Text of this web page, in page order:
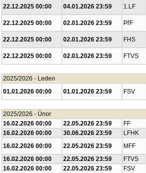
22.12.2025 00:00
04.01.2026 23:59 1.LF
22.12.2025 00:00
02.01.2026 23:59 PřF
22.12.2025 00:00
02.01.2026 23:59 FHS
22.12.2025 00:00
02.01.2026 23:59 FTVS
2025/2026 - Leden
01.01.2026 00:00
01.01.2026 23:59 FSV
2025/2026 - Únor
16.02.2026 00:00
22.05.2026 23:59 FF
16.02.2026 00:00
30.06.2026 23:59 LFHK
16.02.2026 00:00
22.05.2026 23:59 MFF
16.02.2026 00:00
22.05.2026 23:59 FTVS
16.02.2026 00:00
22.05.2026 23:59 FSV